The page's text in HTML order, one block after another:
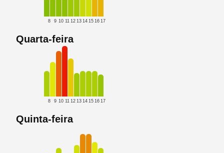
8 9 10 11 12 13 14 15 16 17
Quarta-feira
8 9 10 11 12 13 14 15 16 17
Quinta-feira